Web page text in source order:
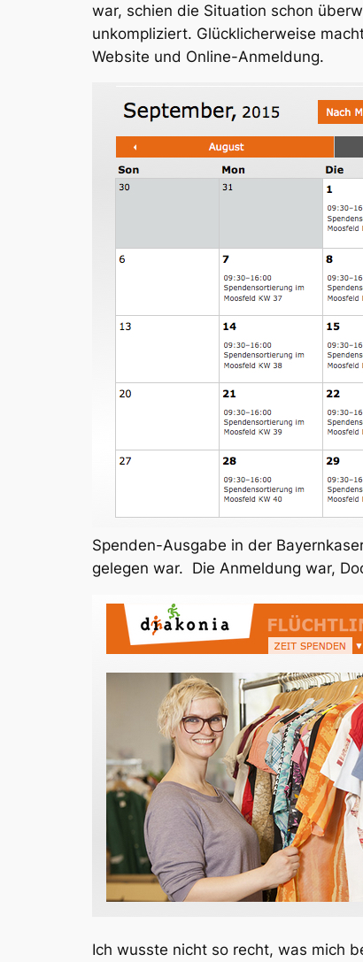
war, schien die Situation schon
unkompliziert. Glücklicherweise
Website und Online-Anmeldung.
Spenden-Ausgabe in der
gelegen war. Die Anmeldung war,
Ich wusste nicht so recht, was mich